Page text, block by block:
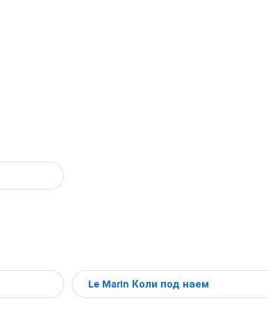
Le Marin Коли под наем